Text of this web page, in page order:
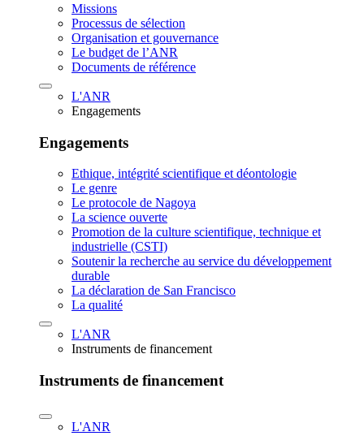
Missions
Processus de sélection
Organisation et gouvernance
Le budget de l’ANR
Documents de référence
L'ANR
Engagements
Engagements
Ethique, intégrité scientifique et déontologie
Le genre
Le protocole de Nagoya
La science ouverte
Promotion de la culture scientifique, technique et
industrielle (CSTI)
Soutenir la recherche au service du développement
durable
La déclaration de San Francisco
La qualité
L'ANR
Instruments de financement
Instruments de financement
L'ANR